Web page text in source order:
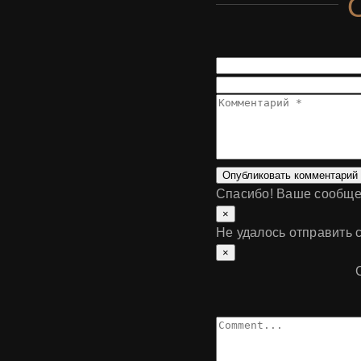
Опубликовать комментарий
Спасибо! Ваше
×
Не удалось
×
Comment